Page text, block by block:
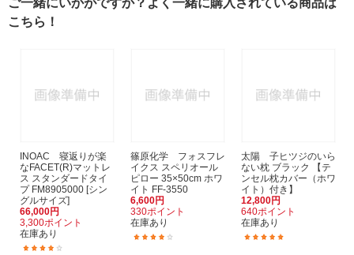
ご一緒にいかがですか？よく一緒に購入されている商品は
こちら！
INOAC 寝返りが楽
なFACET(R)マットレ
ス スタンダードタイ
プ FM8905000 [シン
グルサイズ]
66,000円
3,300ポイント
在庫あり
篠原化学 フォスフレ
イクス スペリオール
ピロー 35×50cm ホワ
イト FF-3550
6,600円
330ポイント
在庫あり
太陽 子ヒツジのいら
ない枕 ブラック 【テ
ンセル枕カバー（ホワ
イト）付き】
12,800円
640ポイント
在庫あり